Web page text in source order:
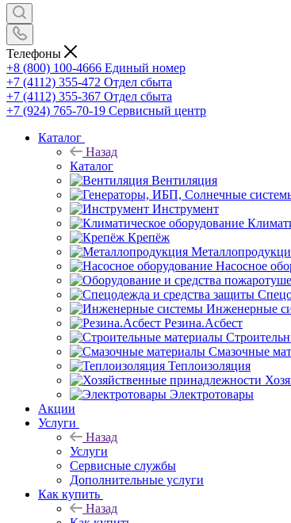
Телефоны
+8 (800) 100-4666 Единый номер
+7 (4112) 355-472 Отдел сбыта
+7 (4112) 355-367 Отдел сбыта
+7 (924) 765-70-19 Сервисный центр
Каталог
Назад
Каталог
Вентиляция
Инструмент
Крепёж
Насосное
Инженерные
Резина.Асбест
Смазочные
Теплоизоляция
Электротовары
Акции
Услуги
Назад
Услуги
Сервисные службы
Дополнительные услуги
Как купить
Назад